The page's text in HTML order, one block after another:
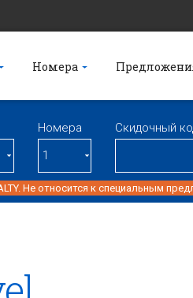
Номера
Номерa Скидочный
Не относится к специальным